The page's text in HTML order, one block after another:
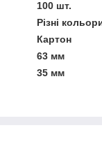
100 шт.
Різні
Картон
63 мм
35 мм